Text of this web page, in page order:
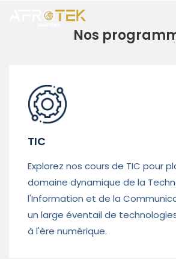
Nos
TIC
Explorez nos cours de TIC pour
domaine dynamique de la
l'Information et de la
un large éventail de
à l'ère numérique.